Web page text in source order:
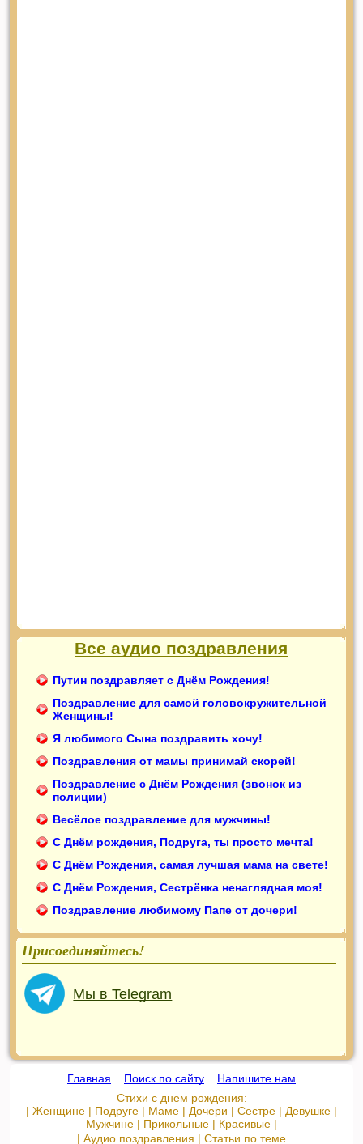
Все аудио поздравления
Путин поздравляет с Днём Рождения!
Поздравление для самой головокружительной
Женщины!
Я любимого Сына поздравить хочу!
Поздравления от мамы принимай скорей!
Поздравление с Днём Рождения (звонок из
полиции)
Весёлое поздравление для мужчины!
С Днём рождения, Подруга, ты просто мечта!
С Днём Рождения, самая лучшая мама на свете!
С Днём Рождения, Сестрёнка ненаглядная моя!
Поздравление любимому Папе от дочери!
Присоединяйтесь!
Мы в Telegram
Главная Поиск по сайту
Напишите нам
Стихи с днем рождения:
| Женщине | Подруге | Маме | Дочери | Сестре | Девушке |
Мужчине | Прикольные | Красивые |
| Аудио поздравления | Статьи по теме